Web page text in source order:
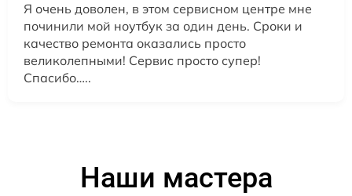
Я очень доволен, в этом сервисном центре мне
починили мой ноутбук за один день. Сроки и
качество ремонта оказались просто
великолепными! Сервис просто супер!
Спасибо…..
Наши мастера